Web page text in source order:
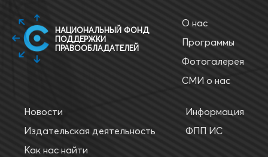
НАЦИОНАЛЬНЫЙ ФОНД
ПОДДЕРЖКИ
ПРАВООБЛАДАТЕЛЕЙ
О нас
Программы
Фотогалерея
СМИ о нас
Новости
Издательская деятельность
Как нас найти
Информация
ФПП ИС